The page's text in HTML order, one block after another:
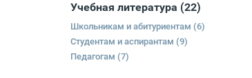
Учебная литература (22)
Школьникам и абитуриентам (6)
Студентам и аспирантам (9)
Педагогам (7)